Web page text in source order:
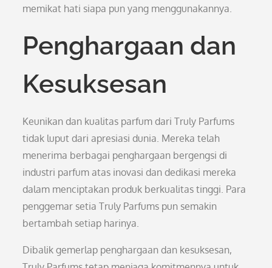
memikat hati siapa pun yang menggunakannya.
Penghargaan dan
Kesuksesan
Keunikan dan kualitas parfum dari Truly Parfums
tidak luput dari apresiasi dunia. Mereka telah
menerima berbagai penghargaan bergengsi di
industri parfum atas inovasi dan dedikasi mereka
dalam menciptakan produk berkualitas tinggi. Para
penggemar setia Truly Parfums pun semakin
bertambah setiap harinya.
Dibalik gemerlap penghargaan dan kesuksesan,